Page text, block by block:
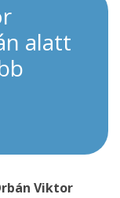
alatt
Viktor